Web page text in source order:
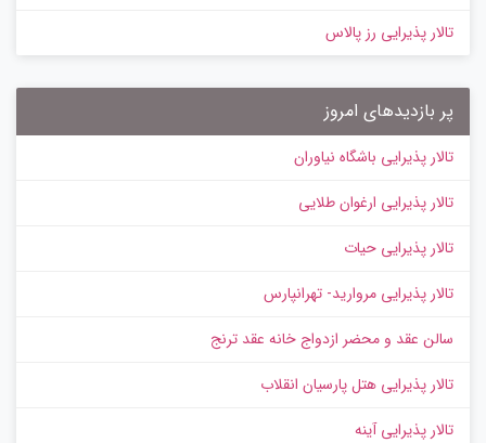
تالار پذیرایی رز پالاس
پر بازدیدهای امروز
تالار پذیرایی باشگاه نیاوران
تالار پذیرایی ارغوان طلایی
تالار پذیرایی حیات
تالار پذیرایی مروارید- تهرانپارس
سالن عقد و محضر ازدواج خانه عقد ترنج
تالار پذیرایی هتل پارسیان انقلاب
تالار پذیرایی آینه